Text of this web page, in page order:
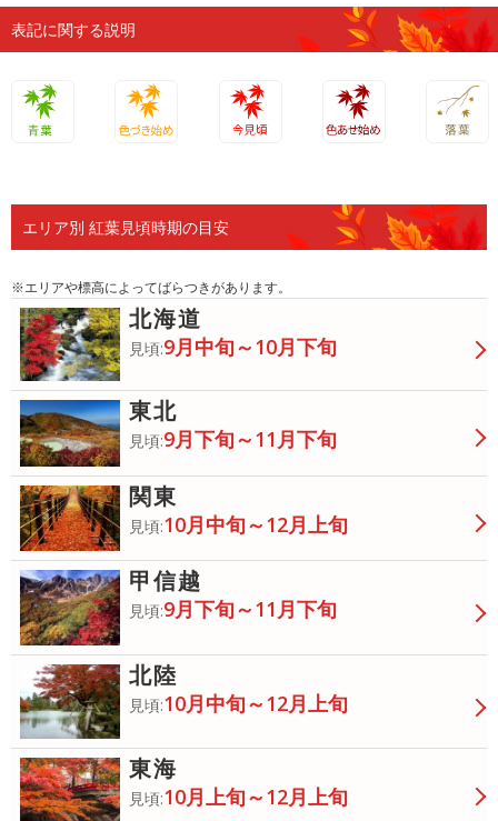
表記に関する説明
エリア別 紅葉見頃時期の目安
※エリアや標高によってばらつきがあります。
北海道
見頃:9月中旬～10月下旬
東北
見頃:9月下旬～11月下旬
関東
見頃:10月中旬～12月上旬
甲信越
見頃:9月下旬～11月下旬
北陸
見頃:10月中旬～12月上旬
東海
見頃:10月上旬～12月上旬